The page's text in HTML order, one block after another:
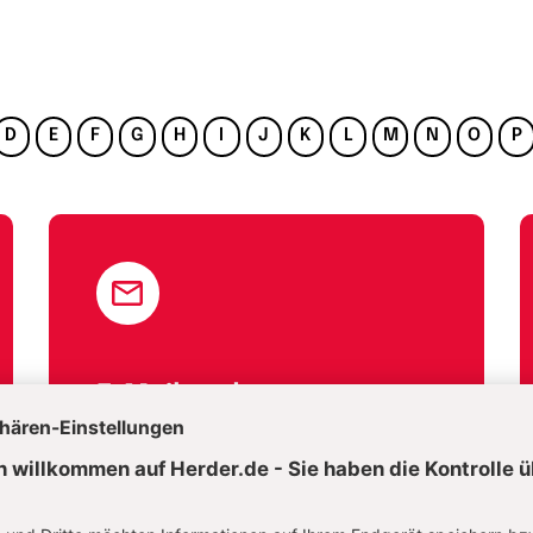
D E F G H I J K L M N O P
Onlineservice
Wir freuen uns über Ihre Nachricht.